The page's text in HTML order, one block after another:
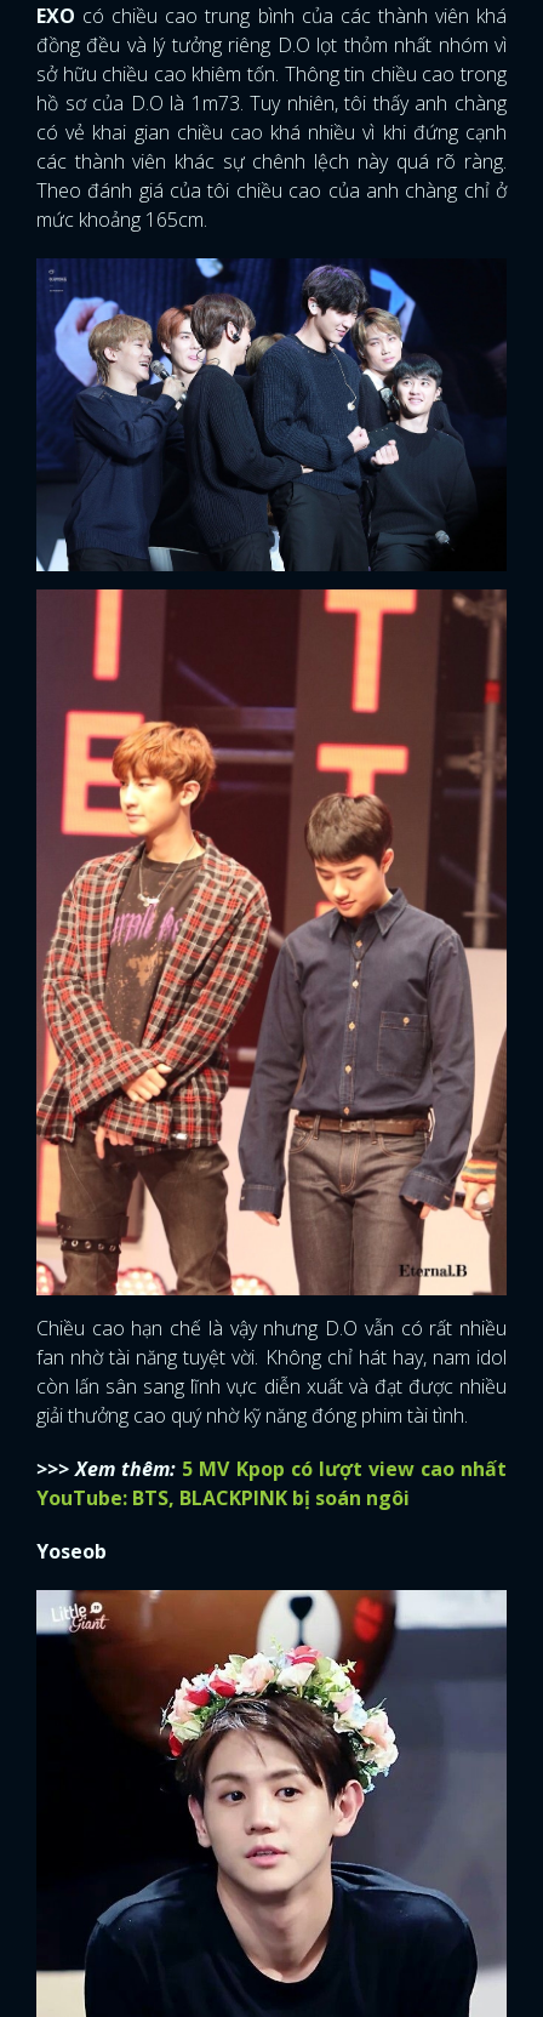
x
ĐĂNG NHẬP
FACEBOOK GOOGLE
EXO có chiều cao trung bình của các thành viên khá
đồng đều và lý tưởng riêng D.O lọt thỏm nhất nhóm vì
sở hữu chiều cao khiêm tốn. Thông tin chiều cao trong
hồ sơ của D.O là 1m73. Tuy nhiên, tôi thấy anh chàng
có vẻ khai gian chiều cao khá nhiều vì khi đứng cạnh
các thành viên khác sự chênh lệch này quá rõ ràng.
Theo đánh giá của tôi chiều cao của anh chàng chỉ ở
mức khoảng 165cm.
Chiều cao hạn chế là vậy nhưng D.O vẫn có rất nhiều
fan nhờ tài năng tuyệt vời. Không chỉ hát hay, nam idol
còn lấn sân sang lĩnh vực diễn xuất và đạt được nhiều
giải thưởng cao quý nhờ kỹ năng đóng phim tài tình.
>>> Xem thêm: 5 MV Kpop có lượt view cao nhất
YouTube: BTS, BLACKPINK bị soán ngôi
Yoseob